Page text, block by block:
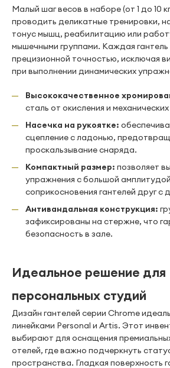
Малый шаг весов в наборе (от 1 до 10
проводить деликатные тренировки,
тонус мышц, реабилитацию или
мышечными группами. Каждая
прецизионной точностью, исключая
при выполнении динамических
Высококачественное
сталь от окисления и
Насечка на рукоятке:
сцепление с ладонью,
проскальзывание снаряда.
Компактный размер: позволяет
упражнения с большой
соприкосновения гантелей друг с
Антивандальная конструкция:
зафиксированы на стержне, что
безопасность в зале.
Идеальное решение для
персональных студий
Дизайн гантелей серии Chrome
линейками Personal и Artis. Этот
выбирают для оснащения
отелей, где важно подчеркнуть
пространства. Гладкая поверхность